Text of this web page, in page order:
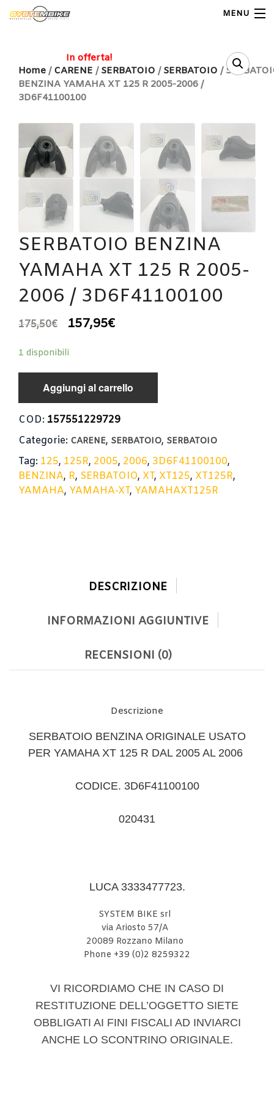
MENU
Home
Shop Ricambi
Note Generali
Carrello
Contatti
Home / CARENE / SERBATOIO / SERBATOIO /
BENZINA YAMAHA XT 125 R 2005-2006 /
3D6F41100100
In offerta!
SERBATOIO BENZINA
YAMAHA XT 125 R 2005-
2006 / 3D6F41100100
175,50€ 157,95€
1 disponibili
Aggiungi al carrello
COD: 157551229729
Categorie: CARENE, SERBATOIO, SERBATOIO
Tag: 125, 125R, 2005, 2006, 3D6F41100100,
BENZINA, R, SERBATOIO, XT, XT125, XT125R,
YAMAHA, YAMAHA-XT, YAMAHAXT125R
DESCRIZIONE
INFORMAZIONI AGGIUNTIVE
RECENSIONI (0)
Descrizione
SERBATOIO BENZINA ORIGINALE USATO
PER YAMAHA XT 125 R DAL 2005 AL 2006
CODICE. 3D6F41100100
020431
LUCA 3333477723.
SYSTEM BIKE srl
via Ariosto 57/A
20089 Rozzano Milano
Phone +39 (0)2 8259322
VI RICORDIAMO CHE IN CASO DI
RESTITUZIONE DELL’OGGETTO SIETE
OBBLIGATI AI FINI FISCALI AD INVIARCI
ANCHE LO SCONTRINO ORIGINALE.